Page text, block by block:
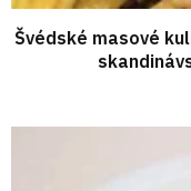
Švédské masové